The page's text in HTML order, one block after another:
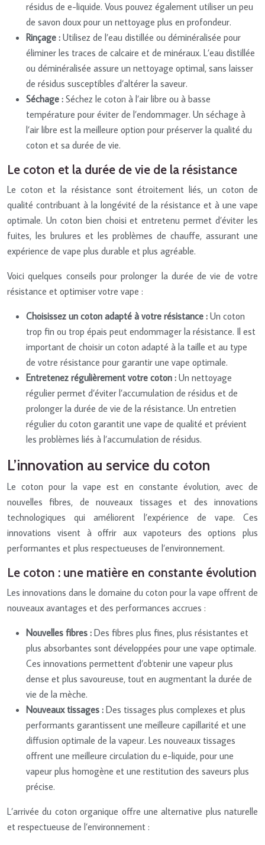
résidus de e-liquide. Vous pouvez également utiliser un peu
de savon doux pour un nettoyage plus en profondeur.
Rinçage : Utilisez de l’eau distillée ou déminéralisée pour
éliminer les traces de calcaire et de minéraux. L’eau distillée
ou déminéralisée assure un nettoyage optimal, sans laisser
de résidus susceptibles d’altérer la saveur.
Séchage : Séchez le coton à l’air libre ou à basse
température pour éviter de l’endommager. Un séchage à
l’air libre est la meilleure option pour préserver la qualité du
coton et sa durée de vie.
Le coton et la durée de vie de la résistance
Le coton et la résistance sont étroitement liés, un coton de
qualité contribuant à la longévité de la résistance et à une vape
optimale. Un coton bien choisi et entretenu permet d’éviter les
fuites, les brulures et les problèmes de chauffe, assurant une
expérience de vape plus durable et plus agréable.
Voici quelques conseils pour prolonger la durée de vie de votre
résistance et optimiser votre vape :
Choisissez un coton adapté à votre résistance : Un coton
trop fin ou trop épais peut endommager la résistance. Il est
important de choisir un coton adapté à la taille et au type
de votre résistance pour garantir une vape optimale.
Entretenez régulièrement votre coton : Un nettoyage
régulier permet d’éviter l’accumulation de résidus et de
prolonger la durée de vie de la résistance. Un entretien
régulier du coton garantit une vape de qualité et prévient
les problèmes liés à l’accumulation de résidus.
L’innovation au service du coton
Le coton pour la vape est en constante évolution, avec de
nouvelles fibres, de nouveaux tissages et des innovations
technologiques qui améliorent l’expérience de vape. Ces
innovations visent à offrir aux vapoteurs des options plus
performantes et plus respectueuses de l’environnement.
Le coton : une matière en constante évolution
Les innovations dans le domaine du coton pour la vape offrent de
nouveaux avantages et des performances accrues :
Nouvelles fibres : Des fibres plus fines, plus résistantes et
plus absorbantes sont développées pour une vape optimale.
Ces innovations permettent d’obtenir une vapeur plus
dense et plus savoureuse, tout en augmentant la durée de
vie de la mèche.
Nouveaux tissages : Des tissages plus complexes et plus
performants garantissent une meilleure capillarité et une
diffusion optimale de la vapeur. Les nouveaux tissages
offrent une meilleure circulation du e-liquide, pour une
vapeur plus homogène et une restitution des saveurs plus
précise.
L’arrivée du coton organique offre une alternative plus naturelle
et respectueuse de l’environnement :